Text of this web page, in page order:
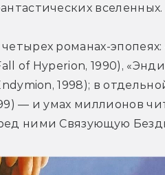
вселенных.
романах-эпопеях:
of Hyperion, 1990),
1998); в
— и умах миллионов
ними Связующую